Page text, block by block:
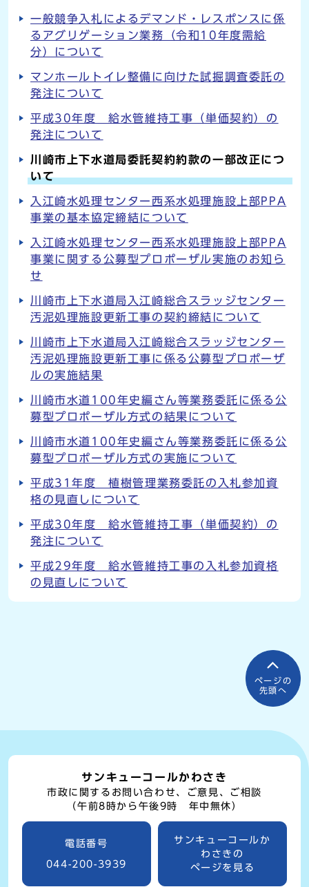
一般競争入札によるデマンド・レスポンスに係
るアグリゲーション業務（令和10年度需給
分）について
マンホールトイレ整備に向けた試掘調査委託の
発注について
平成30年度 給水管維持工事（単価契約）の
発注について
川崎市上下水道局委託契約約款の一部改正につ
いて
入江崎水処理センター西系水処理施設上部PPA
事業の基本協定締結について
入江崎水処理センター西系水処理施設上部PPA
事業に関する公募型プロポーザル実施のお知ら
せ
川崎市上下水道局入江崎総合スラッジセンター
汚泥処理施設更新工事の契約締結について
川崎市上下水道局入江崎総合スラッジセンター
汚泥処理施設更新工事に係る公募型プロポーザ
ルの実施結果
川崎市水道100年史編さん等業務委託に係る公
募型プロポーザル方式の結果について
川崎市水道100年史編さん等業務委託に係る公
募型プロポーザル方式の実施について
平成31年度 植樹管理業務委託の入札参加資
格の見直しについて
平成30年度 給水管維持工事（単価契約）の
発注について
平成29年度 給水管維持工事の入札参加資格
の見直しについて
ページの
先頭へ
サンキューコールかわさき
市政に関するお問い合わせ、ご意見、ご相談
（午前8時から午後9時 年中無休）
電話番号
044-200-3939
サンキューコールか
わさきの
ページを見る